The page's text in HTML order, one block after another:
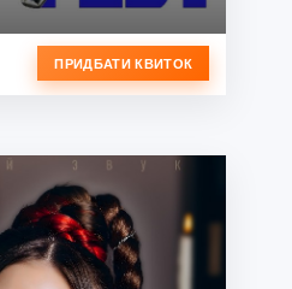
ПРИДБАТИ КВИТОК